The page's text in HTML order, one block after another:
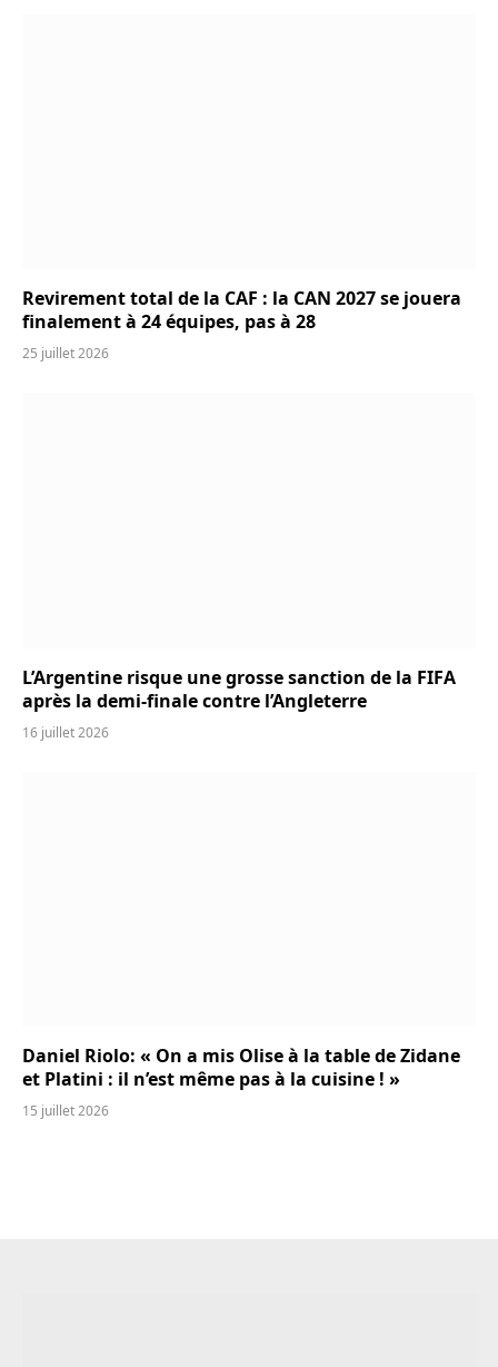
Revirement total de la CAF : la CAN 2027 se jouera
finalement à 24 équipes, pas à 28
25 juillet 2026
L’Argentine risque une grosse sanction de la FIFA
après la demi-finale contre l’Angleterre
16 juillet 2026
Daniel Riolo: « On a mis Olise à la table de Zidane
et Platini : il n’est même pas à la cuisine ! »
15 juillet 2026